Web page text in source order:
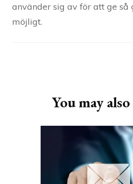
använder sig av för att ge så
möjligt.
You may